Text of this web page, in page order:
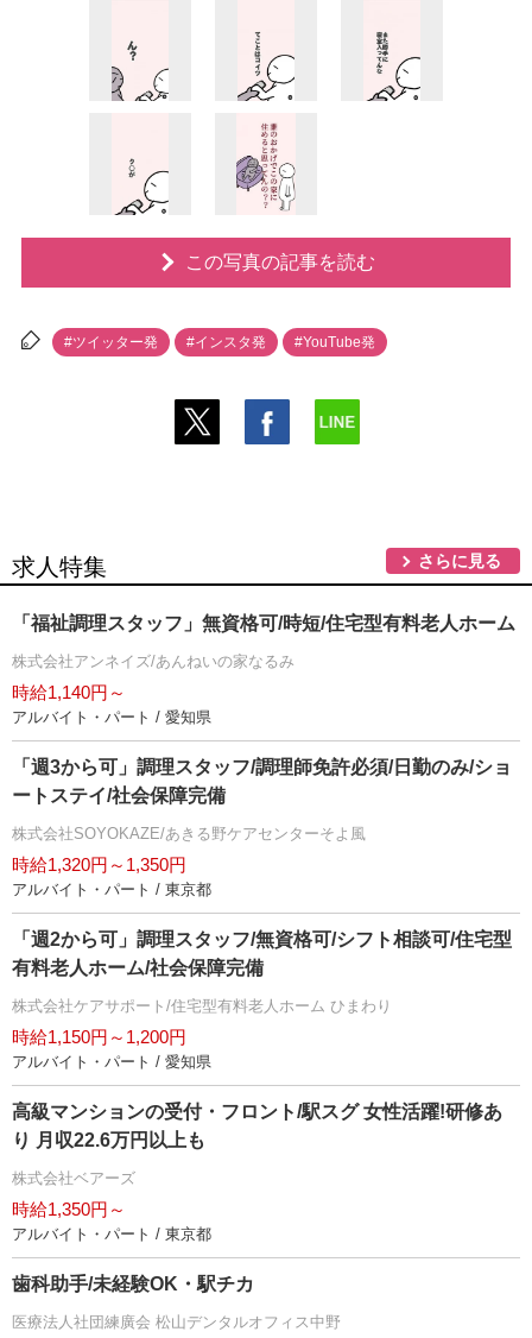
この写真の記事を読む
#ツイッター発 #インスタ発 #YouTube発
求人特集 さらに見る
「福祉調理スタッフ」無資格可/時短/住宅型有料老人ホーム
株式会社アンネイズ/あんねいの家なるみ
時給1,140円～
アルバイト・パート / 愛知県
「週3から可」調理スタッフ/調理師免許必須/日勤のみ/ショ
ートステイ/社会保障完備
株式会社SOYOKAZE/あきる野ケアセンターそよ風
時給1,320円～1,350円
アルバイト・パート / 東京都
「週2から可」調理スタッフ/無資格可/シフト相談可/住宅型
有料老人ホーム/社会保障完備
株式会社ケアサポート/住宅型有料老人ホーム ひまわり
時給1,150円～1,200円
アルバイト・パート / 愛知県
高級マンションの受付・フロント/駅スグ 女性活躍!研修あ
り 月収22.6万円以上も
株式会社ベアーズ
時給1,350円～
アルバイト・パート / 東京都
歯科助手/未経験OK・駅チカ
医療法人社団練廣会 松山デンタルオフィス中野